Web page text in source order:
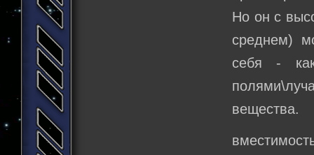
Но он с
среднем)
себя -
вещества.